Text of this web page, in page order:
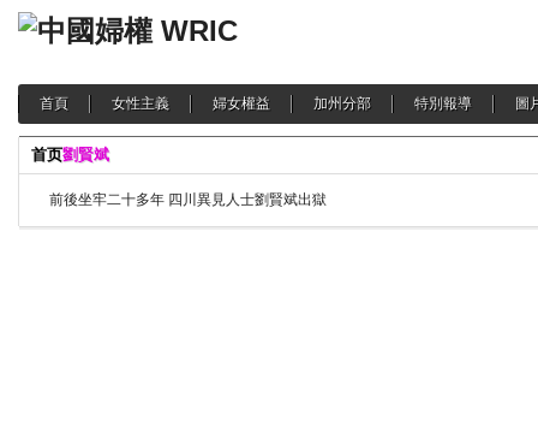
首頁 女性主義 婦女權益 加州分部 特別報導 圖
首页劉賢斌
前後坐牢二十多年 四川異見人士劉賢斌出獄